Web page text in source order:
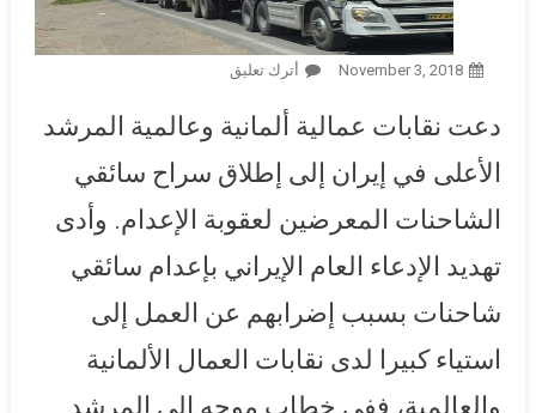
November 3, 2018 أترك تعليق
بسبب إضرابهم عن العمل..
بإطلاق سراحهم
دعت نقابات عمالية ألمانية وعالمية المرشد
الأعلى في إيران إلى إطلاق سراح سائقي
الشاحنات المعرضين لعقوبة الإعدام. وأدى
تهديد الإدعاء العام الإيراني بإعدام سائقي
شاحنات بسبب إضرابهم عن العمل إلى
استياء كبيرا لدى نقابات العمال الألمانية
والعالمية، ففي خطاب موجه إلى المرشد